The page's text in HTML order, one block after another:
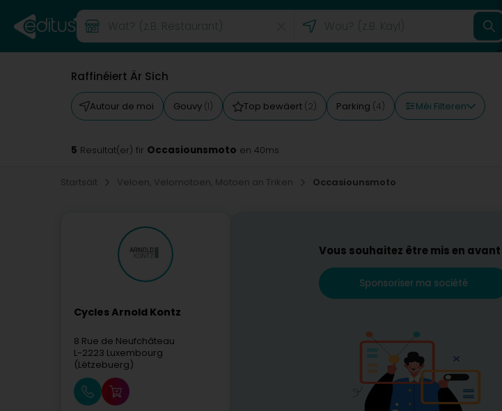
Raffinéiert Är Sich
Autour de moi Gouvy (1) Top bewäert (2) Parking (4) Méi Filteren
5 Resultat(er) fir Occasiounsmoto en 40ms
Startsäit Veloen, Velomotoen, Motoen an Triken Occasiounsmoto
Cycles Arnold Kontz
8 Rue de Neufchâteau
L-2223 Luxembourg
(Lëtzebuerg)
Vous souhaitez être mis en avant
Sponsoriser ma société